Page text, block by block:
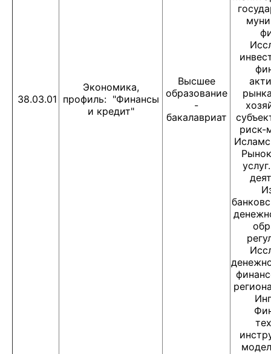
38.03.01
Экономика,
профиль: "Финансы
и кредит"
Высшее
образование
-
бакалавриат
риск-